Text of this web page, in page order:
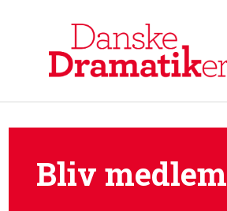
Bliv medlem